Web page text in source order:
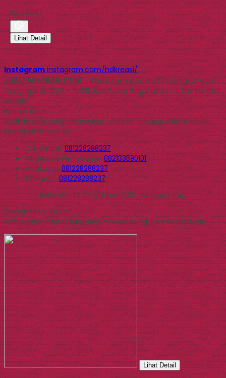
Rp 6.500
Lihat Detail
Instagram instagram.com/hdkreasi/
JUALPAPERBAG.COM- Solusi Kemasan Ramah Lingkungan
Copyright © 2014 - 2026 Jual Paper Bag Custom | Tas Kertas
Murah
Kontak Kami
Apabila ada yang ditanyakan, silahkan hubungi kami melalui
kontak di bawah ini.
Call Center081228288237
WhatsappPemesanan 082133590101
Whatsapp081228288237
Telegram081228288237
Buka jam 09.00 s/d jam 16.00 , Minggu tutup
Produk Quick Order
Pemesanan dapat langsung menghubungi kontak dibawah:
Lihat Detail